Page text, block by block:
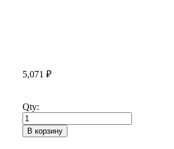
5,071 ₽
Qty:
В корзину